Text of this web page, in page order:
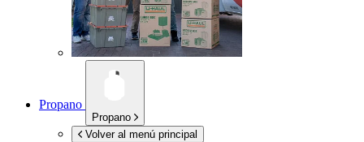
Propano
Propano
Volver al menú principal